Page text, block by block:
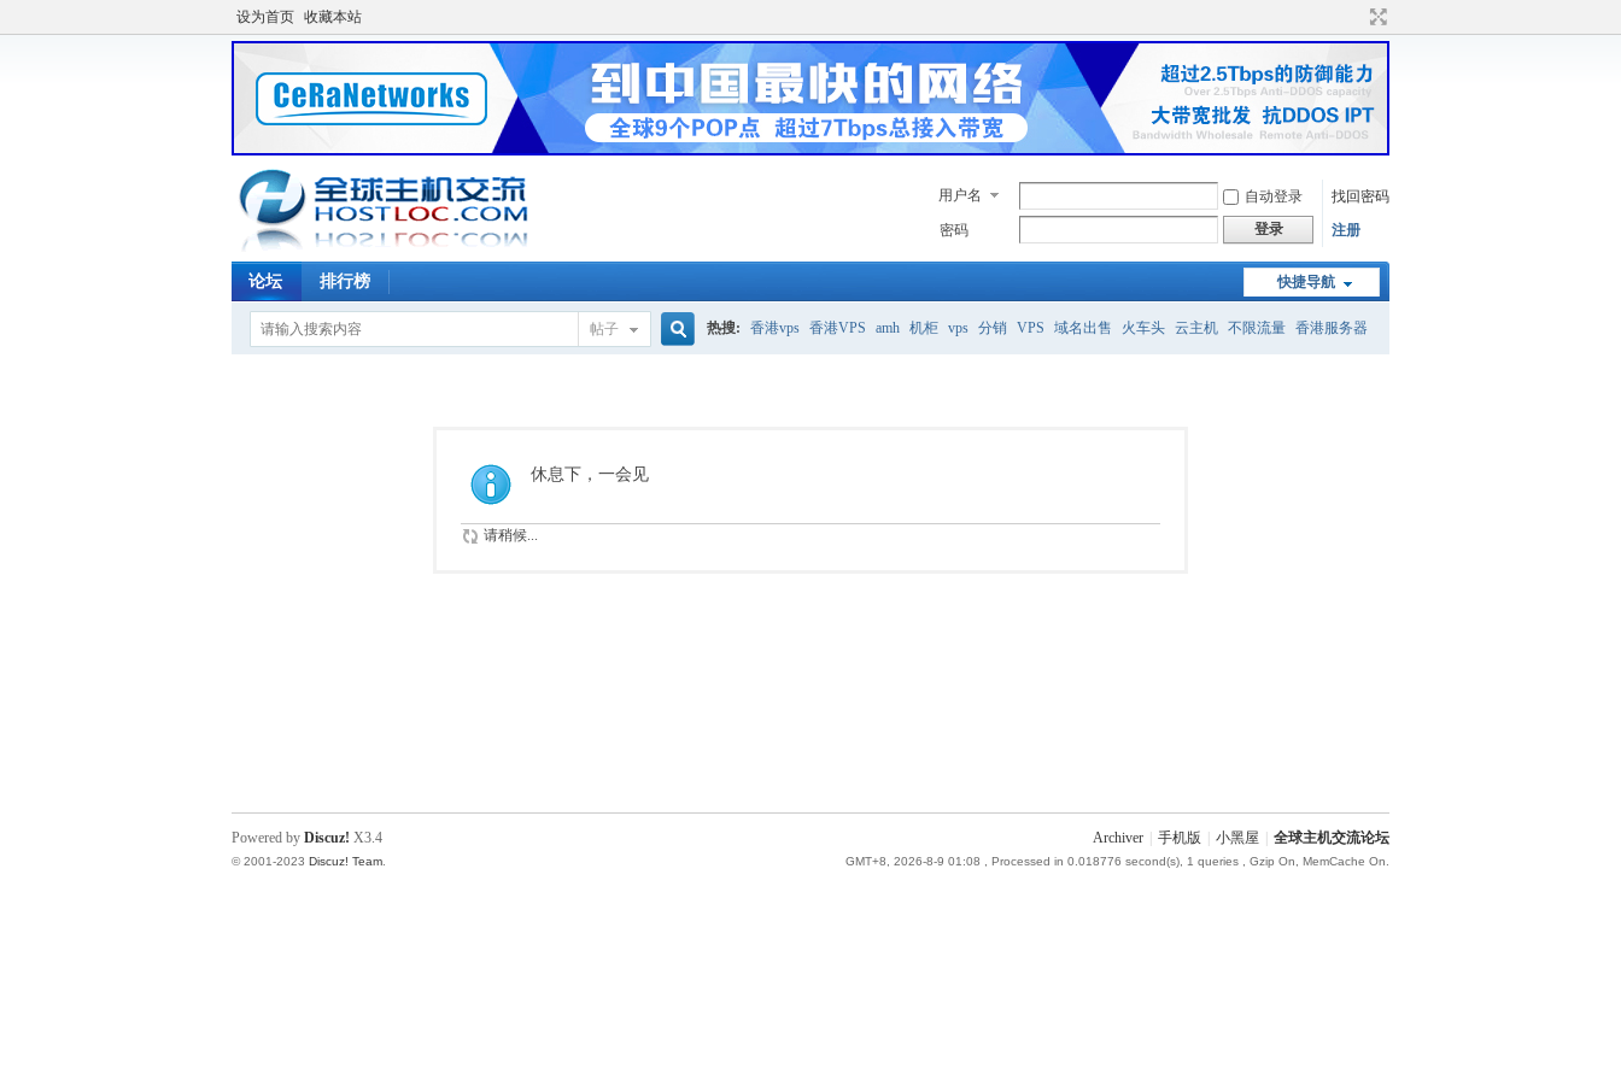
设为首页 收藏本站
用户名 自动登录
找回密码
密码
登录 注册
快捷导航
论坛 排行榜
帖子 热搜: 香港vps 香港VPS amh 机柜 vps 分销 VPS 域名出售 火车头 云主机 不限流量 香港服务器
休息下，一会见
请稍候...
Archiver 手机版 小黑屋 全球主机交流论坛
GMT+8, 2026-8-9 01:08 , Processed in 0.018776 second(s), 1 queries , Gzip On, MemCache On.
Powered by Discuz! X3.4
© 2001-2023 Discuz! Team